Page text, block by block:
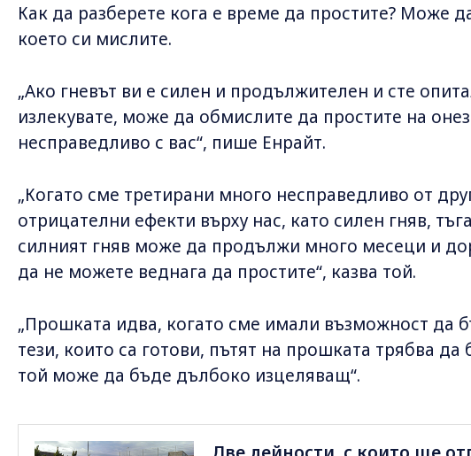
Как да разберете кога е време да простите? Може
което си мислите.
„Ако гневът ви е силен и продължителен и сте
излекувате, може да обмислите да простите на
несправедливо с вас“, пише Енрайт.
„Когато сме третирани много несправедливо от
отрицателни ефекти върху нас, като силен гняв,
силният гняв може да продължи много месеци и
да не можете веднага да простите“, казва той.
„Прошката идва, когато сме имали възможност да
тези, които са готови, пътят на прошката трябва
той може да бъде дълбоко изцеляващ“.